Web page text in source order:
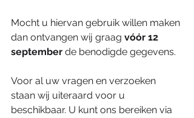
Mocht u hiervan gebruik willen maken
dan ontvangen wij graag vóór 12
september de benodigde gegevens.
Voor al uw vragen en verzoeken
staan wij uiteraard voor u
beschikbaar. U kunt ons bereiken via